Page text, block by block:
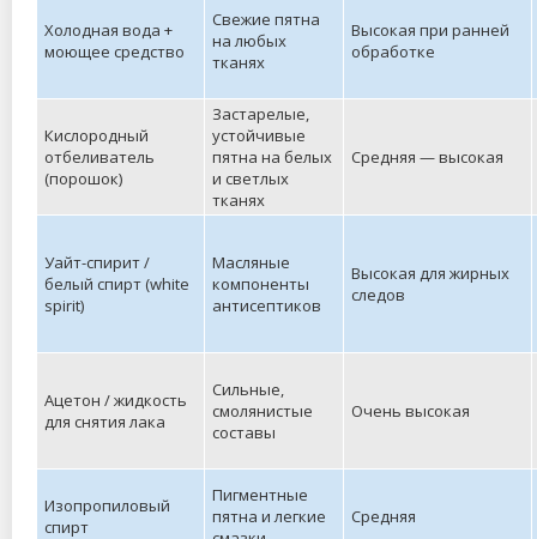
Холодная вода +
моющее средство
Свежие пятна
на любых
тканях
Высокая при ранней
обработке
Кислородный
отбеливатель
(порошок)
Застарелые,
устойчивые
пятна на белых
и светлых
тканях
Средняя — высокая
Уайт-спирит /
белый спирт (white
spirit)
Масляные
компоненты
антисептиков
Высокая для жирных
следов
Ацетон / жидкость
для снятия лака
Сильные,
смолянистые
составы
Очень высокая
Изопропиловый
спирт
Пигментные
пятна и легкие
Средняя